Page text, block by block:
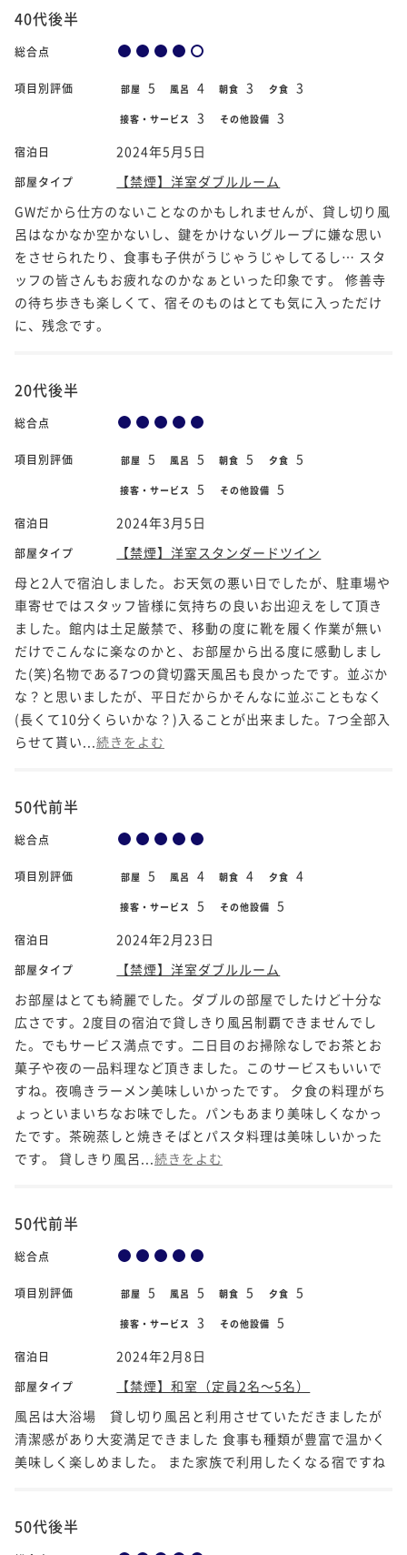
40代後半
総合点
項目別評価 部屋 5 風呂 4 朝食 3 夕食 3
接客・サービス 3 その他設備 3
宿泊日 2024年5月5日
部屋タイプ
【禁煙】洋室ダブルルーム
GWだから仕方のないことなのかもしれませんが、貸し切り風
呂はなかなか空かないし、鍵をかけないグループに嫌な思い
をさせられたり、食事も子供がうじゃうじゃしてるし… スタ
ッフの皆さんもお疲れなのかなぁといった印象です。 修善寺
の待ち歩きも楽しくて、宿そのものはとても気に入っただけ
に、残念です。
20代後半
総合点
項目別評価 部屋 5 風呂 5 朝食 5 夕食 5
接客・サービス 5 その他設備 5
宿泊日 2024年3月5日
部屋タイプ
【禁煙】洋室スタンダードツイン
母と2人で宿泊しました。お天気の悪い日でしたが、駐車場や
車寄せではスタッフ皆様に気持ちの良いお出迎えをして頂き
ました。館内は土足厳禁で、移動の度に靴を履く作業が無い
だけでこんなに楽なのかと、お部屋から出る度に感動しまし
た(笑)名物である7つの貸切露天風呂も良かったです。並ぶか
な？と思いましたが、平日だからかそんなに並ぶこともなく
(長くて10分くらいかな？)入ることが出来ました。7つ全部入
らせて貰い... 続きをよむ
50代前半
総合点
項目別評価 部屋 5 風呂 4 朝食 4 夕食 4
接客・サービス 5 その他設備 5
宿泊日 2024年2月23日
部屋タイプ
【禁煙】洋室ダブルルーム
お部屋はとても綺麗でした。ダブルの部屋でしたけど十分な
広さです。2度目の宿泊で貸しきり風呂制覇できませんでし
た。でもサービス満点です。二日目のお掃除なしでお茶とお
菓子や夜の一品料理など頂きました。このサービスもいいで
すね。夜鳴きラーメン美味しいかったです。 夕食の料理がち
ょっといまいちなお味でした。パンもあまり美味しくなかっ
たです。茶碗蒸しと焼きそばとパスタ料理は美味しいかった
です。 貸しきり風呂... 続きをよむ
50代前半
総合点
項目別評価 部屋 5 風呂 5 朝食 5 夕食 5
接客・サービス 3 その他設備 5
宿泊日 2024年2月8日
部屋タイプ
【禁煙】和室（定員2名～5名）
風呂は大浴場 貸し切り風呂と利用させていただきましたが
清潔感があり大変満足できました 食事も種類が豊富で温かく
美味しく楽しめました。 また家族で利用したくなる宿ですね️
50代後半